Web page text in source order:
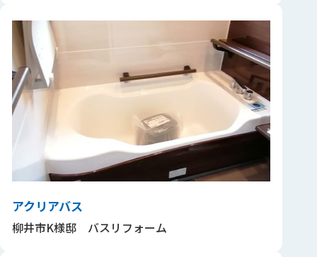
アクリアバス
柳井市K様邸 バスリフォーム